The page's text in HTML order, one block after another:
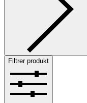
Filtrer produkt